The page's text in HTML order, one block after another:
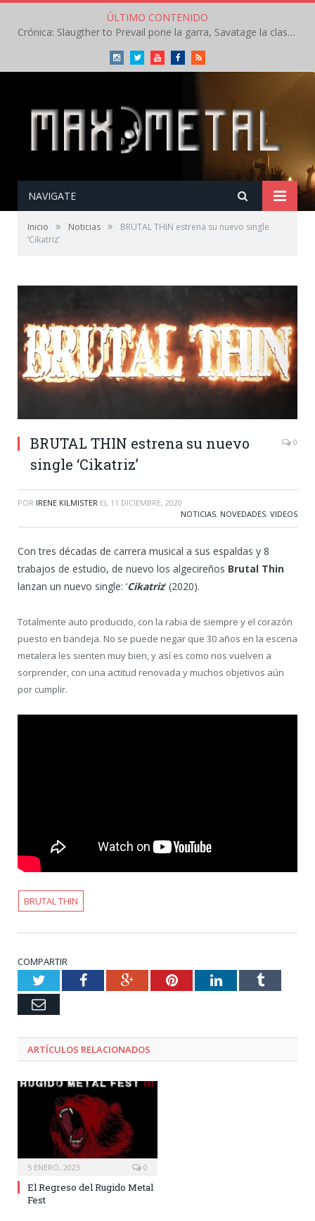
ÚLTIMO CONTENIDO
Crónica: Slaugther to Prevail pone la garra, Savatage la clase en la apertura del Leyendas del Rock – Miércoles – Agosto 2026
InstagramTwitterYoutubeFacebookRSS
NAVIGATE
Inicio » Noticias »
BRUTAL THIN estrena su nuevo single
‘Cikatriz’
BRUTAL THIN estrena su nuevo
single ‘Cikatriz’
0
POR IRENE KILMISTER EL 11 DICIEMBRE, 2020
NOTICIAS, NOVEDADES, VIDEOS
Con tres décadas de carrera musical a sus espaldas y 8
trabajos de estudio, de nuevo los algecireños Brutal Thin
lanzan un nuevo single: ‘Cikatriz‘ (2020).
Totalmente auto producido, con la rabia de siempre y el corazón
puesto en bandeja. No se puede negar que 30 años en la escena
metalera les sienten muy bien, y así es como nos vuelven a
sorprender, con una actitud renovada y muchos objetivos aún
por cumplir.
BRUTAL THIN
COMPARTIR
TwitterFacebookGoogle+PinterestLinkedInTumblr
Email
ARTÍCULOS RELACIONADOS
5 ENERO, 2023 0
El Regreso del Rugido Metal
Fest